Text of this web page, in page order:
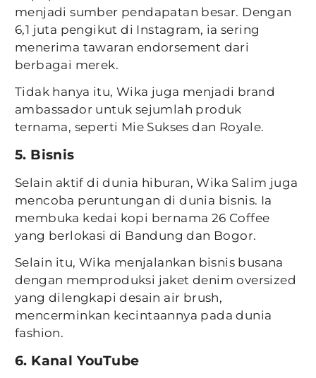
menjadi sumber pendapatan besar. Dengan
6,1 juta pengikut di Instagram, ia sering
menerima tawaran endorsement dari
berbagai merek.
Tidak hanya itu, Wika juga menjadi brand
ambassador untuk sejumlah produk
ternama, seperti Mie Sukses dan Royale.
5. Bisnis
Selain aktif di dunia hiburan, Wika Salim juga
mencoba peruntungan di dunia bisnis. Ia
membuka kedai kopi bernama 26 Coffee
yang berlokasi di Bandung dan Bogor.
Selain itu, Wika menjalankan bisnis busana
dengan memproduksi jaket denim oversized
yang dilengkapi desain air brush,
mencerminkan kecintaannya pada dunia
fashion.
6. Kanal YouTube